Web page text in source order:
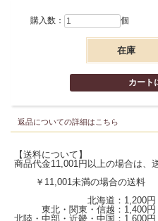
オルゴール堂
購入数： 個
在庫
返品についての詳細はこちら
【送料について】
商品代金11,001円以上の場合は、
￥11,001未満の場合の送料
北海道：1,200円
東北・関東・信越：1,400円
北陸・中部・近畿・中国：1,600円